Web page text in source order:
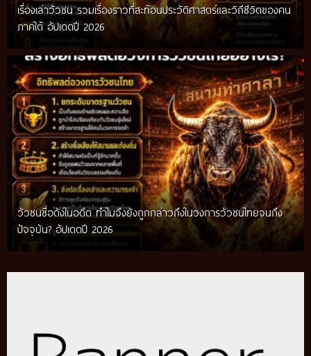
เรื่องเล่าวัวชน รวมเรื่องราวที่สะท้อนประวัติศาสตร์และวิถีชีวิตของคน
ภาคใต้ อัปเดตปี 2026
วัวชนชื่อดังในอดีต ทำไมจึงยังถูกกล่าวถึงในวงการวัวชนไทยจนถึง
ปัจจุบัน? อัปเดตปี 2026
กติกาวัวชนสมัยก่อน วิถีการแข่งขันดั้งเดิมที่สืบทอดผ่านภูมิปัญญา
ท้องถิ่น อัปเดตปี 2026